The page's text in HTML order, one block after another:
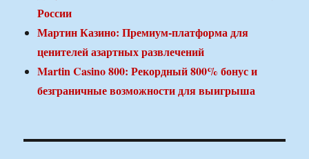
России
Мартин Казино: Премиум-платформа для
ценителей азартных развлечений
Martin Casino 800: Рекордный 800% бонус и
безграничные возможности для выигрыша